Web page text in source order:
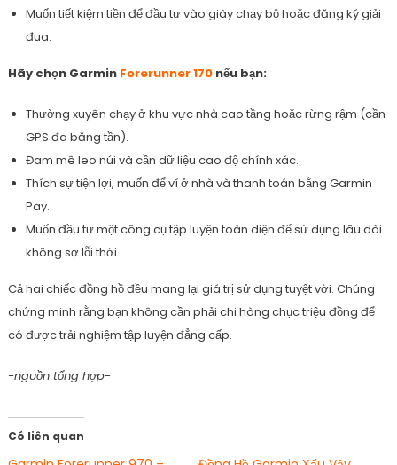
Muốn tiết kiệm tiền để đầu tư vào giày chạy bộ hoặc đăng ký giải
đua.
Hãy chọn Garmin Forerunner 170nếu bạn:
Thường xuyên chạy ở khu vực nhà cao tầng hoặc rừng rậm (cần
GPS đa băng tần).
Đam mê leo núi và cần dữ liệu cao độ chính xác.
Thích sự tiện lợi, muốn để ví ở nhà và thanh toán bằng Garmin
Pay.
Muốn đầu tư một công cụ tập luyện toàn diện để sử dụng lâu dài
không sợ lỗi thời.
Cả hai chiếc đồng hồ đều mang lại giá trị sử dụng tuyệt vời. Chúng
chứng minh rằng bạn không cần phải chi hàng chục triệu đồng để
có được trải nghiệm tập luyện đẳng cấp.
-nguồn tổng hợp-
Có liên quan